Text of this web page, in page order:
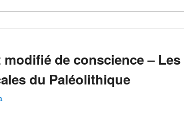
modifié de conscience –
du Paléolithique